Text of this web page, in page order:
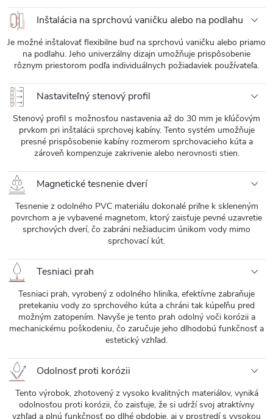
Inštalácia na sprchovú vaničku alebo na podlahu
Je možné inštalovať flexibilne buď na sprchovú vaničku alebo priamo
na podlahu. Jeho univerzálny dizajn umožňuje prispôsobenie
rôznym priestorom podľa individuálnych požiadaviek používateľa.
Nastaviteľný stenový profil
Stenový profil s možnosťou nastavenia až do 30 mm je kľúčovým
prvkom pri inštalácii sprchovej kabíny. Tento systém umožňuje
presné prispôsobenie kabíny rozmerom sprchovacieho kúta a
zároveň kompenzuje zakrivenie alebo nerovnosti stien.
Magnetické tesnenie dverí
Tesnenie z odolného PVC materiálu dokonalé priľne k skleneným
povrchom a je vybavené magnetom, ktorý zaisťuje pevné uzavretie
sprchových dverí, čo zabráni nežiaducim únikom vody mimo
sprchovací kút.
Tesniaci prah
Tesniaci prah, vyrobený z odolného hliníka, efektívne zabraňuje
pretekaniu vody zo sprchového kúta a chráni tak kúpeľňu pred
možným zatopením. Navyše je tento prah odolný voči korózii a
mechanickému poškodeniu, čo zaručuje jeho dlhodobú funkčnosť a
estetický vzhľad.
Odolnosť proti korózii
Tento výrobok, zhotovený z vysoko kvalitných materiálov, vyniká
odolnosťou proti korózii, čo zaisťuje, že si udrží svoj atraktívny
vzhľad a plnú funkčnosť po dlhé obdobie, aj v prostredí s vysokou